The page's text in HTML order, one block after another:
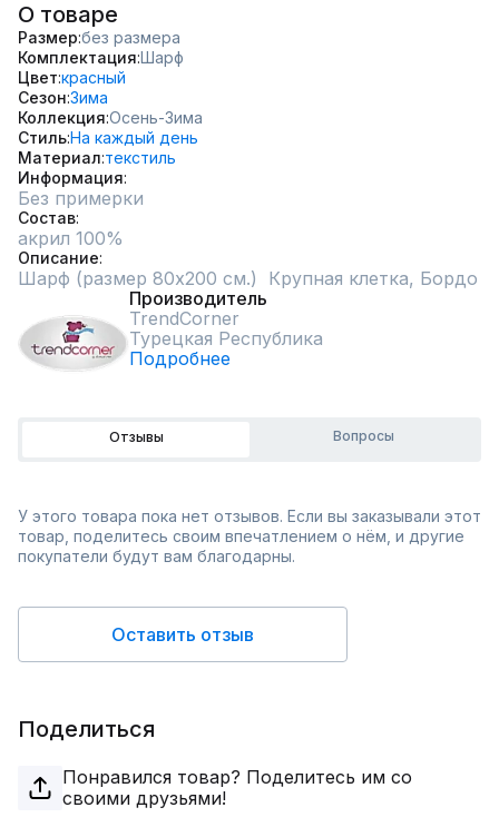
О товаре
Размер без размера
Комплектация Шарф
Цвет красный
Сезон Зима
Коллекция Осень-Зима
СтильНа каждый день
Материал текстиль
Информация
Без примерки
Состав
акрил 100%
Описание
Шарф (размер 80х200 см.)  Крупная клетка, Бордо
Производитель
TrendCorner
Турецкая Республика
Подробнее
Отзывы Вопросы
У этого товара пока нет отзывов. Если вы заказывали этот
товар, поделитесь своим впечатлением о нём, и другие
покупатели будут вам благодарны.
Оставить отзыв
Поделиться
Понравился товар? Поделитесь им со
своими друзьями!